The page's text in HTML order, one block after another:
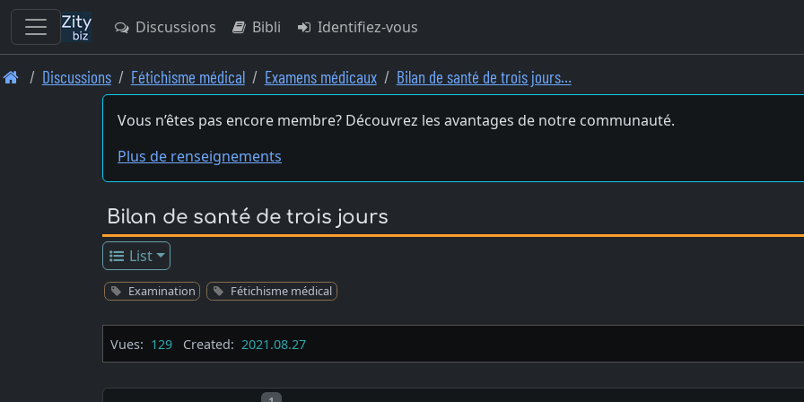
Skip
Discussions Bibli Identifiez-vous
Discussions Fétichisme médical Examens médicaux Bilan de santé de trois jours…
Vous n’êtes pas encore membre? Découvrez les avantages de notre communauté.
Plus de renseignements
Bilan de santé de trois jours
List
Examination Fétichisme médical
Vues: 129 Created: 2021.08.27